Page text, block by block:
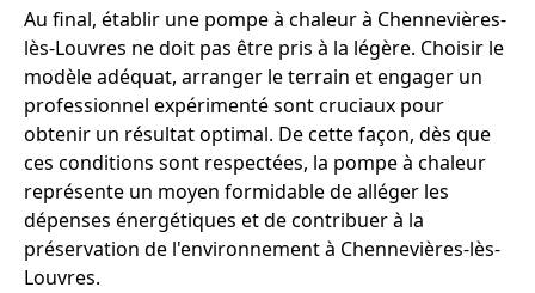
Au final, établir une pompe à chaleur à Chennevières-
lès-Louvres ne doit pas être pris à la légère. Choisir le
modèle adéquat, arranger le terrain et engager un
professionnel expérimenté sont cruciaux pour
obtenir un résultat optimal. De cette façon, dès que
ces conditions sont respectées, la pompe à chaleur
représente un moyen formidable de alléger les
dépenses énergétiques et de contribuer à la
préservation de l'environnement à Chennevières-lès-
Louvres.